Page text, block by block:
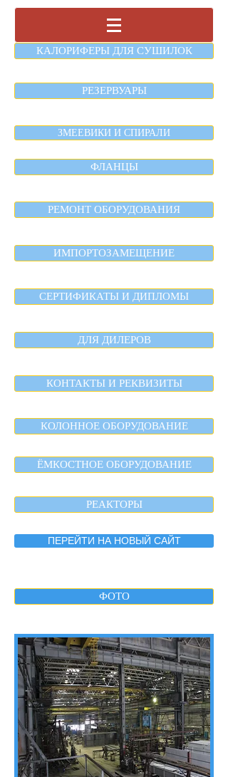
КАЛОРИФЕРЫ ДЛЯ СУШИЛОК
РЕЗЕРВУАРЫ
ЗМЕЕВИКИ И СПИРАЛИ
ФЛАНЦЫ
РЕМОНТ ОБОРУДОВАНИЯ
ИМПОРТОЗАМЕЩЕНИЕ
СЕРТИФИКАТЫ И ДИПЛОМЫ
ДЛЯ ДИЛЕРОВ
КОНТАКТЫ И РЕКВИЗИТЫ
КОЛОННОЕ ОБОРУДОВАНИЕ
ЁМКОСТНОЕ ОБОРУДОВАНИЕ
РЕАКТОРЫ
ПЕРЕЙТИ НА НОВЫЙ САЙТ
ФОТО